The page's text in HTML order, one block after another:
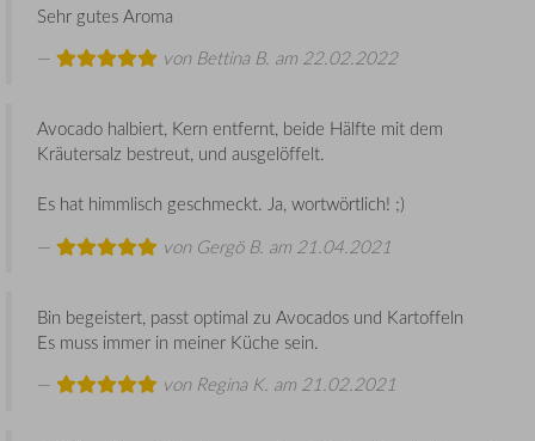
Sehr gutes Aroma
von Bettina B. am 22.02.2022
Avocado halbiert, Kern entfernt, beide Hälfte mit dem
Kräutersalz bestreut, und ausgelöffelt.
Es hat himmlisch geschmeckt. Ja, wortwörtlich! ;)
von Gergö B. am 21.04.2021
Bin begeistert, passt optimal zu Avocados und Kartoffeln
Es muss immer in meiner Küche sein.
von Regina K. am 21.02.2021